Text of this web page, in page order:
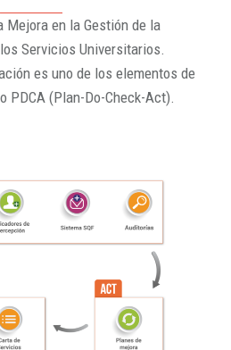
Mejora en la Gestión de la
Servicios Universitarios.
es uno de los elementos de
PDCA (Plan-Do-Check-Act).